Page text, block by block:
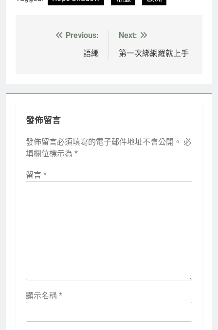
覽
Previous:
語繩
Next:
第一次綁網羅就上手
發佈留言
發佈留言必須填寫的電子郵件地址不會公開。 必
填欄位標示為 *
留言 *
顯示名稱 *